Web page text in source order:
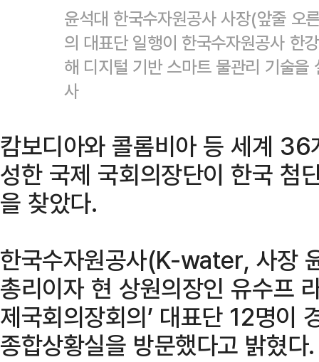
윤석대 한국수자원공사 사장(앞줄 오
의 대표단 일행이 한국수자원공사 한
해 디지털 기반 스마트 물관리 기술
사
캄보디아와 콜롬비아 등 세계 36
성한 국제 국회의장단이 한국 첨
을 찾았다.
한국수자원공사(K-water, 사장
총리이자 현 상원의장인 유수프
제국회의장회의’ 대표단 12명이
종합상황실을 방문했다고 밝혔다.